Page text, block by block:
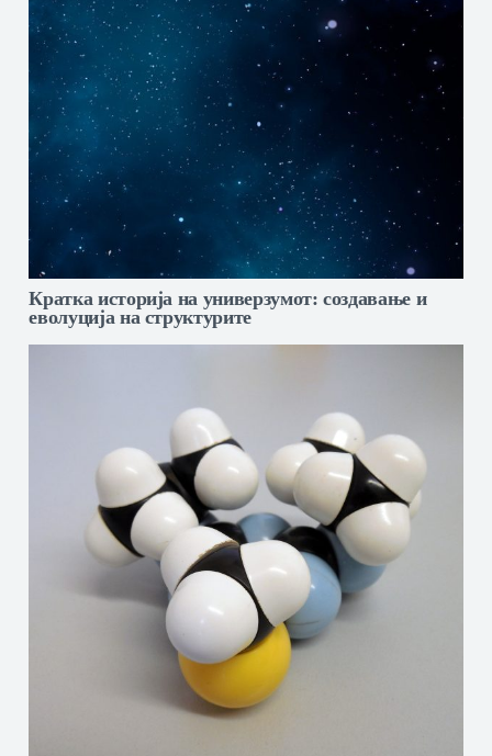
Кратка историја на универзумот: создавање и
еволуција на структурите